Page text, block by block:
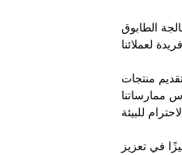
الطابوق
منتجات
ممارساتنا
في تعزيز